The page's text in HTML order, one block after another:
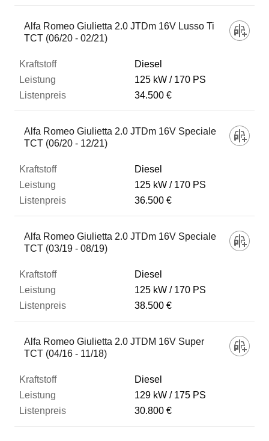
Alfa Romeo Giulietta 2.0 JTDm 16V Lusso Ti
TCT (06/20 - 02/21)
Diesel
125 kW
170 PS
34.500 €
Alfa Romeo Giulietta 2.0 JTDm 16V Speciale
TCT (06/20 - 12/21)
Diesel
125 kW
170 PS
36.500 €
Alfa Romeo Giulietta 2.0 JTDm 16V Speciale
TCT (03/19 - 08/19)
Diesel
125 kW
170 PS
38.500 €
Alfa Romeo Giulietta 2.0 JTDM 16V Super
TCT (04/16 - 11/18)
Diesel
129 kW
175 PS
30.800 €